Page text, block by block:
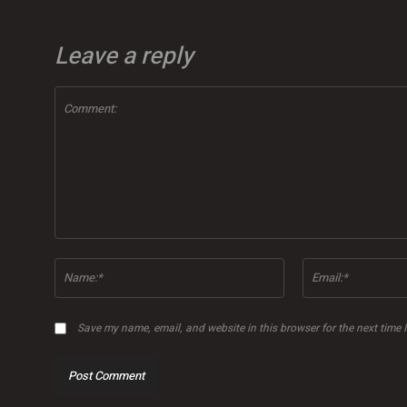
Leave a reply
Save my name, email, and website in this browser for the next time